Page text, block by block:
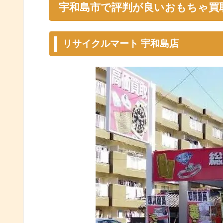
宇和島市で評判が良いおもちゃ買
リサイクルマート 宇和島店